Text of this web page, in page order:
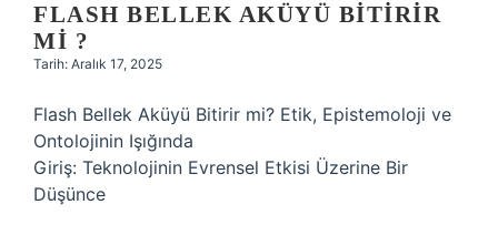
Hakkımızda
FLASH BELLEK AKÜYÜ BITIRIR
MI ?
Tarih: Aralık 17, 2025
Flash Bellek Aküyü Bitirir mi? Etik, Epistemoloji ve
Ontolojinin Işığında
Giriş: Teknolojinin Evrensel Etkisi Üzerine Bir
Düşünce